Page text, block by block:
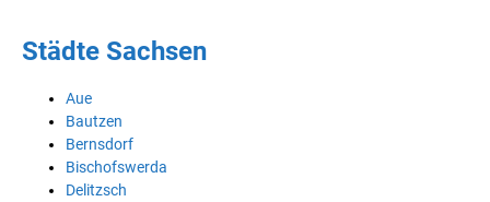
Städte Sachsen
Aue
Bautzen
Bernsdorf
Bischofswerda
Delitzsch